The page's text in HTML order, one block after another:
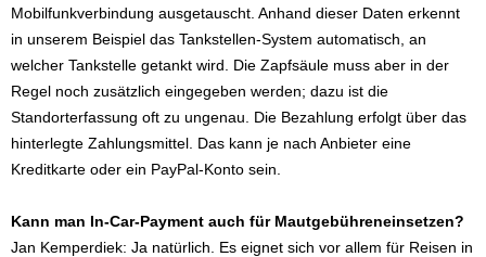
Mobilfunkverbindung ausgetauscht. Anhand dieser Daten erkennt
in unserem Beispiel das Tankstellen-System automatisch, an
welcher Tankstelle getankt wird. Die Zapfsäule muss aber in der
Regel noch zusätzlich eingegeben werden; dazu ist die
Standorterfassung oft zu ungenau. Die Bezahlung erfolgt über das
hinterlegte Zahlungsmittel. Das kann je nach Anbieter eine
Kreditkarte oder ein PayPal-Konto sein.
Kann man In-Car-Payment auch für Mautgebühreneinsetzen?
Jan Kemperdiek: Ja natürlich. Es eignet sich vor allem für Reisen in